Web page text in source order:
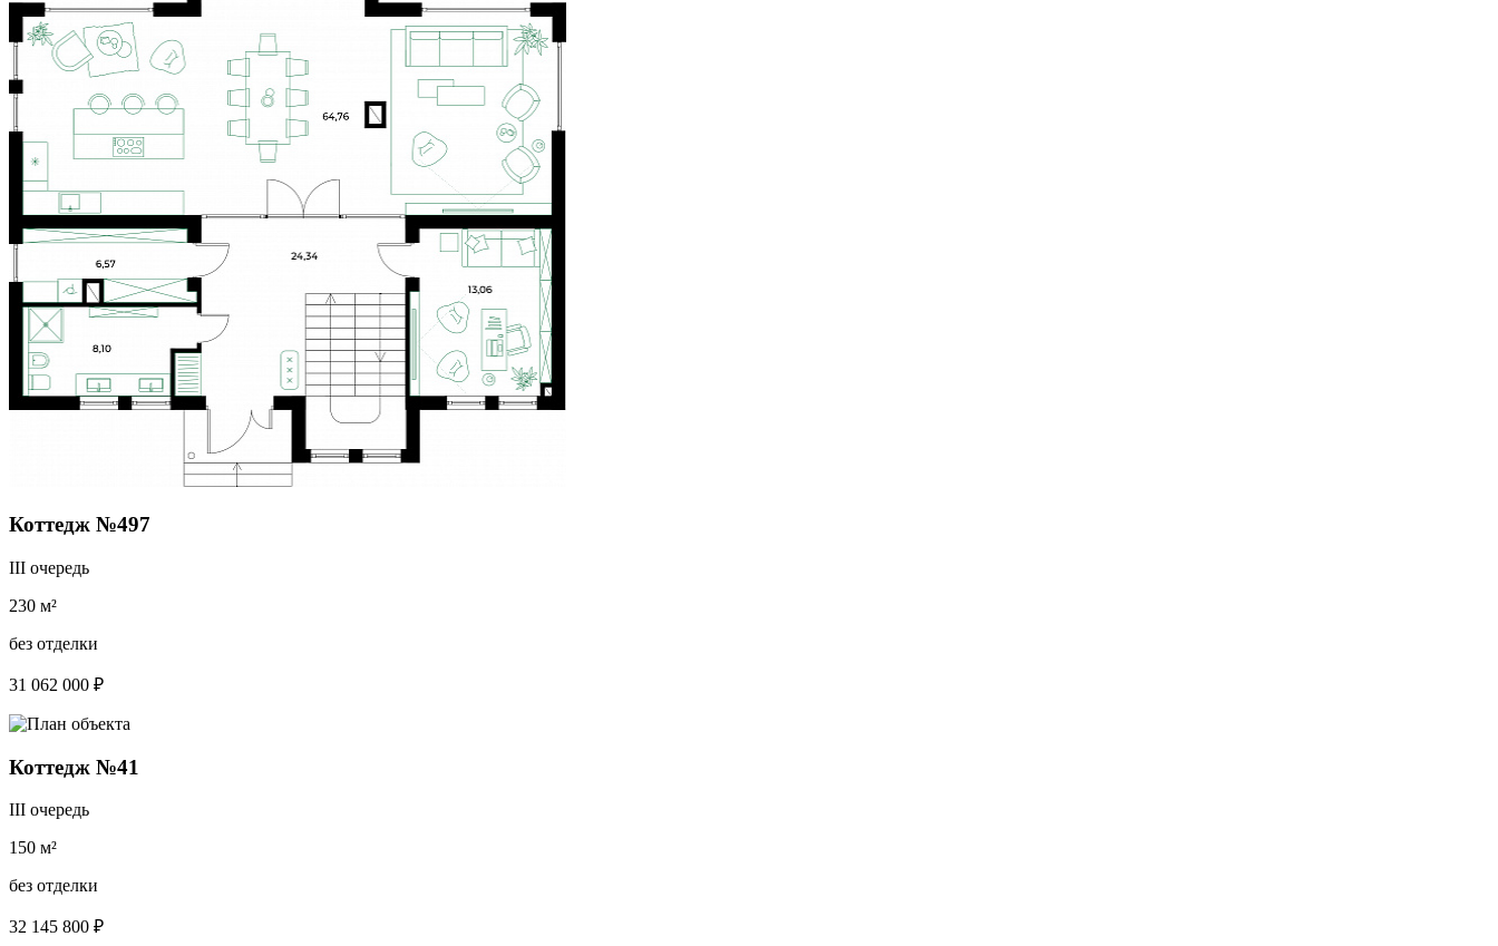
Коттедж №497
III очередь
230 м²
без отделки
31 062 000 ₽
Коттедж №41
III очередь
150 м²
без отделки
32 145 800 ₽